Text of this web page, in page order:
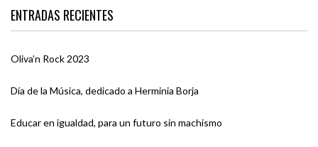
ENTRADAS RECIENTES
Oliva’n Rock 2023
Día de la Música, dedicado a Herminia Borja
Educar en igualdad, para un futuro sin machismo